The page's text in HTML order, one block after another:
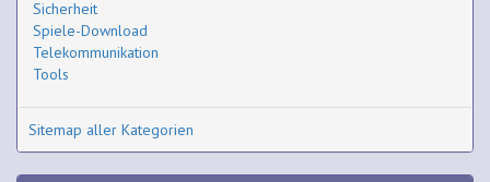
Sicherheit
Spiele-Download
Telekommunikation
Tools
Sitemap aller Kategorien